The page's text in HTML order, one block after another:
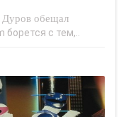
Дуров обещал
с тем,..